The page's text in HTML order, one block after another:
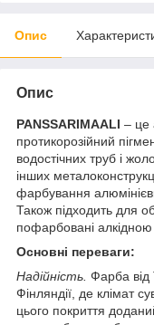
Опис
Опис
PANSSARIMAALI – це
протикорозійний
водостічних труб і
інших
фарбування
Також підходить для
пофарбовані
Основні переваги:
Надійність. Фарба від
Фінляндії, де клімат
цього покриття